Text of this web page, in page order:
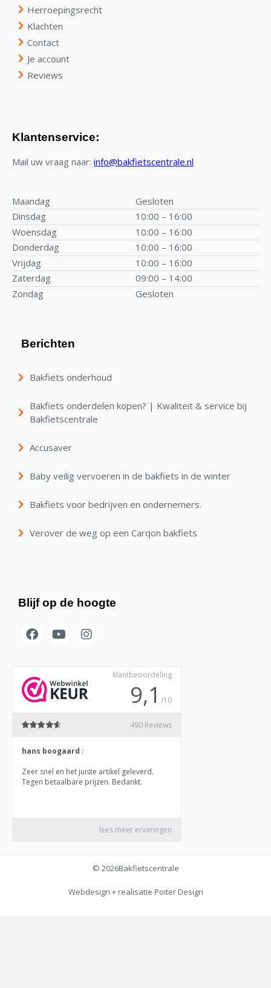
Herroepingsrecht
Klachten
Contact
Je account
Reviews
Klantenservice:
Mail uw vraag naar: info@bakfietscentrale.nl
Maandag
Gesloten
Dinsdag
10:00 – 16:00
Woensdag
10:00 – 16:00
Donderdag
10:00 – 16:00
Vrijdag
10:00 – 16:00
Zaterdag
09:00 – 14:00
Zondag
Gesloten
Berichten
Bakfiets onderhoud
Bakfiets onderdelen kopen? | Kwaliteit & service bij
Bakfietscentrale
Accusaver
Baby veilig vervoeren in de bakfiets in de winter
Bakfiets voor bedrijven en ondernemers.
Verover de weg op een Carqon bakfiets
Blijf op de hoogte
© 2026Bakfietscentrale
Webdesign + realisatie Poiter Design